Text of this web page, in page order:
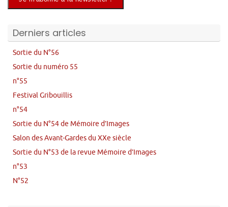
Derniers articles
Sortie du N°56
Sortie du numéro 55
n°55
Festival Gribouillis
n°54
Sortie du N°54 de Mémoire d’Images
Salon des Avant-Gardes du XXe siècle
Sortie du N°53 de la revue Mémoire d’Images
n°53
N°52